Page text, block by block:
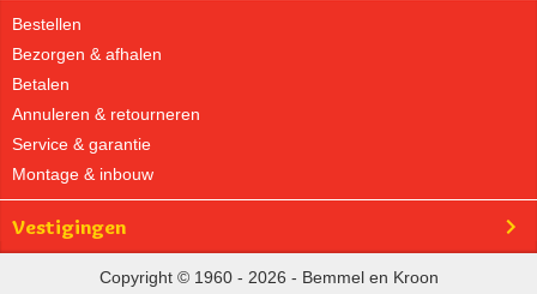
Bestellen
Bezorgen & afhalen
Betalen
Annuleren & retourneren
Service & garantie
Montage & inbouw
Vestigingen
Copyright © 1960 - 2026 - Bemmel en Kroon